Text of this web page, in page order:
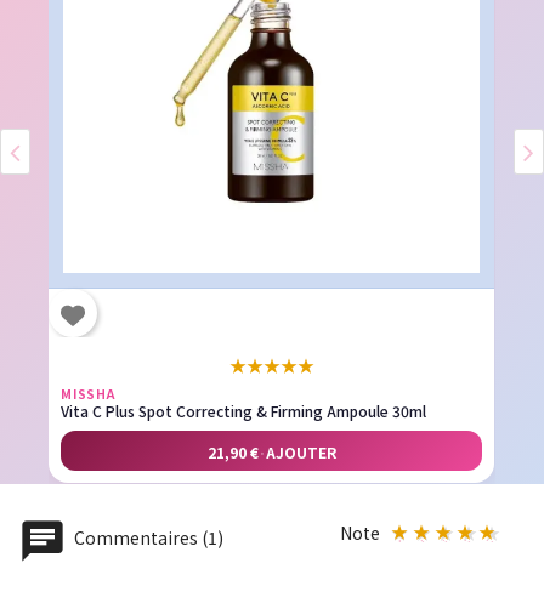
★★★★★
MISSHA
Vita C Plus Spot Correcting & Firming Ampoule 30ml
21,90 €·AJOUTER
Commentaires (1) Note